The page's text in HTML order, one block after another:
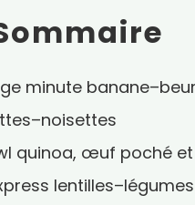
minute
quinoa, œuf poché
lentilles–légumes